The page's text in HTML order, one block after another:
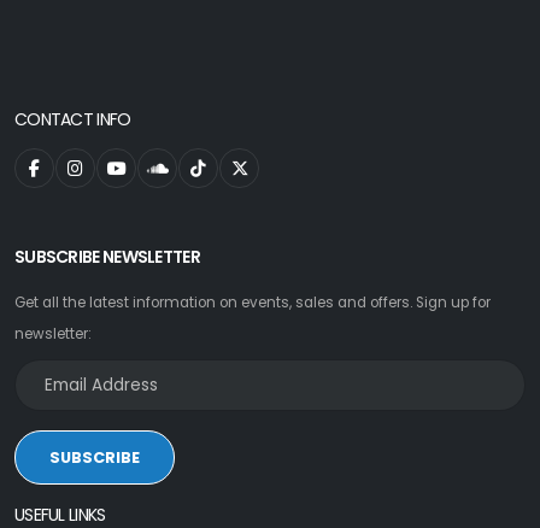
CONTACT INFO
SUBSCRIBE NEWSLETTER
Get all the latest information on events, sales and offers. Sign up for
newsletter:
SUBSCRIBE
USEFUL LINKS